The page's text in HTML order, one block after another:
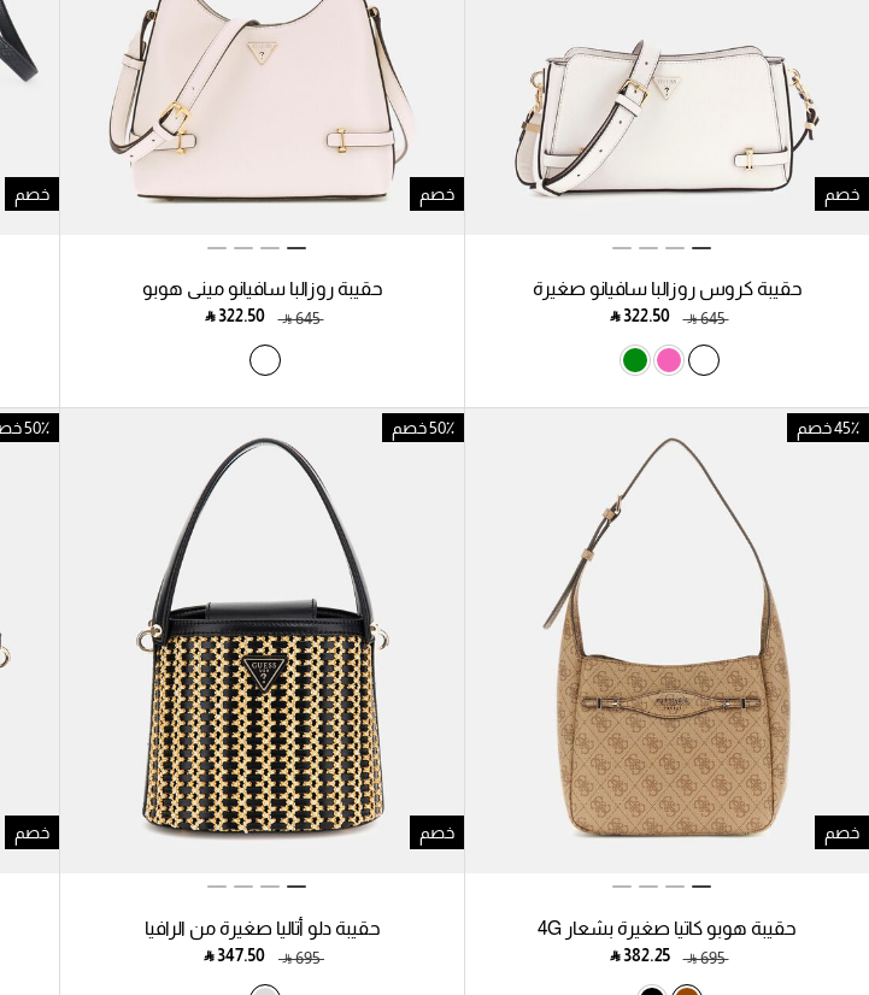
خصم
حقيبة كروس روزالبا سافيانو صغيرة
‎ ⃁ ⁦645⁩ ‎
‎ ⃁ ⁦322.50⁩ ‎
خصم
حقيبة روزالبا سافيانو ميني هوبو
‎ ⃁ ⁦645⁩ ‎
‎ ⃁ ⁦322.50⁩ ‎
خصم
45٪ خصم
خصم
حقيبة هوبو كاتيا صغيرة بشعار 4G
‎ ⃁ ⁦695⁩ ‎
‎ ⃁ ⁦382.25⁩ ‎
50٪ خصم
خصم
حقيبة دلو أتاليا صغيرة من الرافيا
‎ ⃁ ⁦695⁩ ‎
‎ ⃁ ⁦347.50⁩ ‎
50٪ خصم
خصم